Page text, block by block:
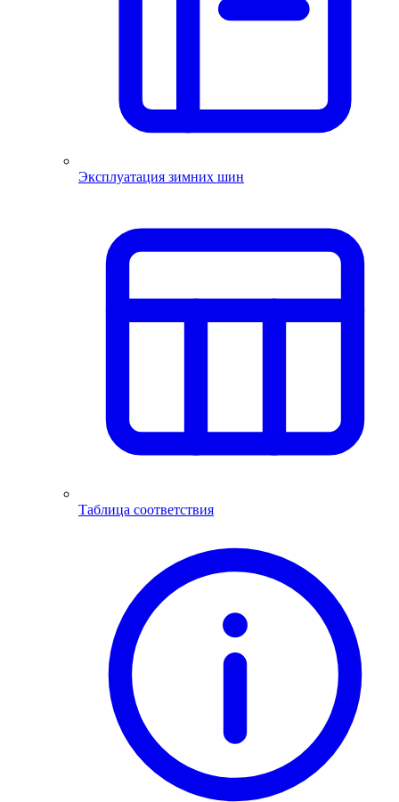
Эксплуатация зимних шин
Таблица соответствия